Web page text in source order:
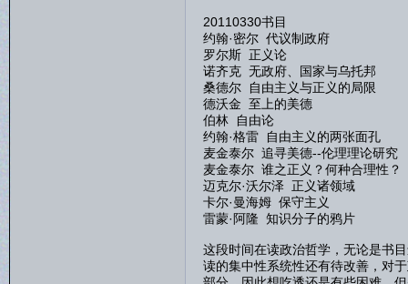
20110330书目
约翰·密尔 代议制政府
罗尔斯 正义论
诺齐克 无政府、国家与乌托邦
桑德尔 自由主义与正义的局限
德沃金 至上的美德
伯林 自由论
约翰·格雷 自由主义的两张面孔
麦金泰尔 追寻美德--伦理理论研究
麦金泰尔 谁之正义？何种合理性？
迈克尔·沃尔泽 正义诸领域
卡尔·曼海姆 保守主义
雷蒙·阿隆 知识分子的鸦片
这段时间在读政治哲学，无论是书
读的集中性系统性还有待改善，对